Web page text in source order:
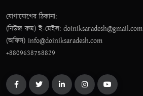
যোগাযোগের ঠিকানা:
(নিউজ রুম) ই-মেইল: doiniksaradesh@gmail.com
(অফিস) info@doiniksaradesh.com
+8809638758829